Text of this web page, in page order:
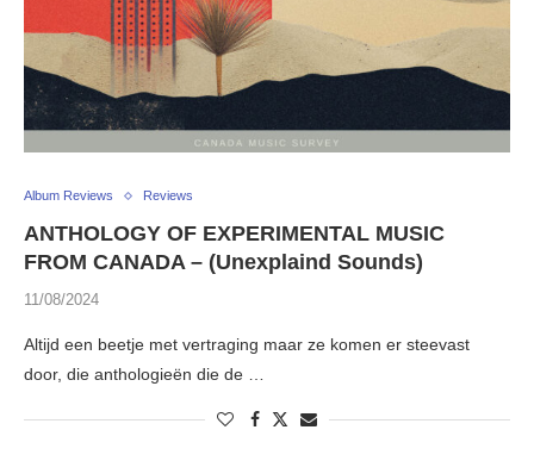
Album Reviews Reviews
ANTHOLOGY OF EXPERIMENTAL MUSIC
FROM CANADA – (Unexplaind Sounds)
11/08/2024
Altijd een beetje met vertraging maar ze komen er steevast
door, die anthologieën die de …